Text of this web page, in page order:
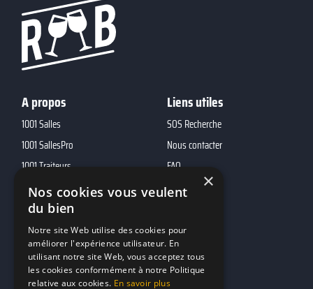
A propos
1001 Salles
1001 SallesPro
1001 Traiteurs
1001 DJ
10h01
MP2
Liens utiles
SOS Recherche
Nous contacter
FAQ
Contacts
×
Nos cookies vous veulent
du bien
Notre site Web utilise des cookies pour
améliorer l'expérience utilisateur. En
utilisant notre site Web, vous acceptez tous
les cookies conformément à notre Politique
relative aux cookies. En savoir plus